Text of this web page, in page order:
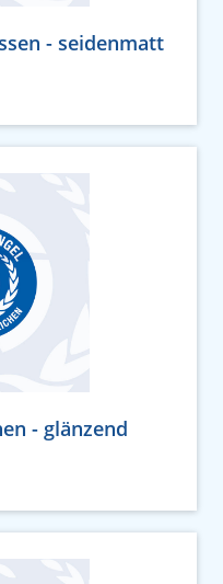
- seidenmatt
- glänzend